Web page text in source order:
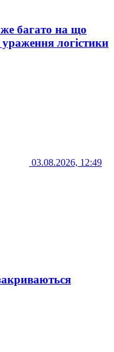
багато на що
логістики
03.08.2026, 12:49